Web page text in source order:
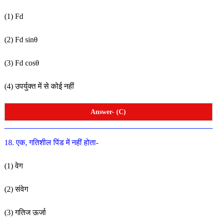
(1) Fd
(2) Fd sinθ
(3) Fd cosθ
(4) उपर्युक्त में से कोई नहीं
Answer- (C)
18. एक, गतिशील पिंड में नहीं होता-
(1) वेग
(2) संवेग
(3) गतिज ऊर्जा